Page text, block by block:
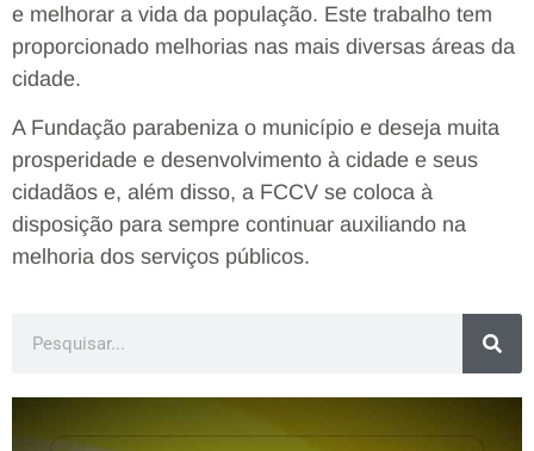
e melhorar a vida da população. Este trabalho tem
proporcionado melhorias nas mais diversas áreas da
cidade.
A Fundação parabeniza o município e deseja muita
prosperidade e desenvolvimento à cidade e seus
cidadãos e, além disso, a FCCV se coloca à
disposição para sempre continuar auxiliando na
melhoria dos serviços públicos.